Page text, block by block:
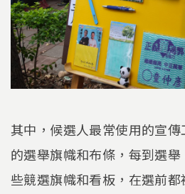
其中，候選人最常使用的宣
的選舉旗幟和布條，每到選
些競選旗幟和看板，在選前